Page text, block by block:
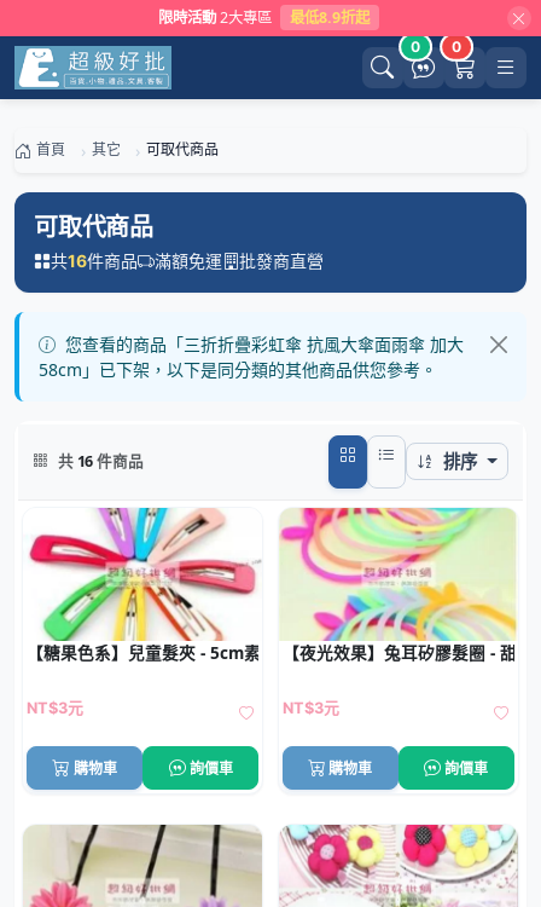
限時活動 2大專區 最低8.9折起
0 0
首頁 其它 可取代商品
可取代商品
共16件商品 滿額免運 批發商直營
您查看的商品「三折折疊彩虹傘 抗風大傘面雨傘 加大
58cm」已下架，以下是同分類的其他商品供您參考。
共 16件商品 排序
【糖果色系】兒童髮夾 - 5cm素色BB夾
NT$3元
購物車 詢價車
【夜光效果】兔耳矽膠髮圈 - 甜
NT$3元
購物車 詢價車